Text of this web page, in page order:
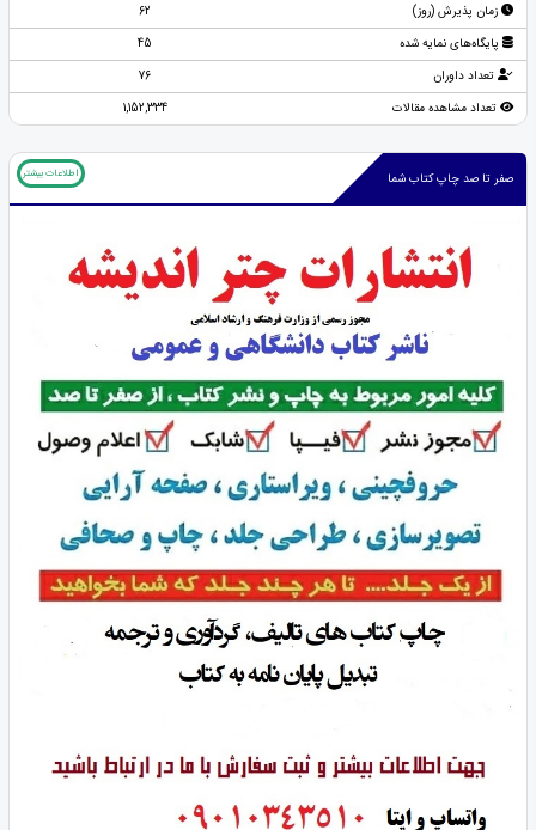
زمان پذیرش (روز)
62
پایگاه‌های نمایه شده
45
تعداد داوران
76
تعداد مشاهده مقالات
1,152,334
صفر تا صد چاپ کتاب شما اطلاعات بیشتر